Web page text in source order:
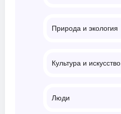
Природа и экология
Культура и искусство
Люди